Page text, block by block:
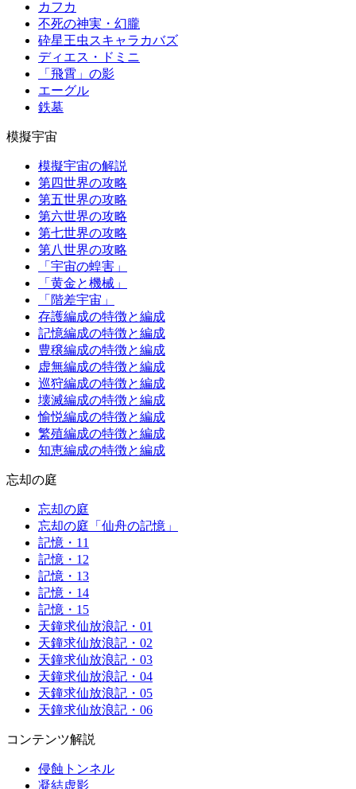
カフカ
不死の神実・幻朧
砕星王虫スキャラカバズ
ディエス・ドミニ
「飛霄」の影
エーグル
鉄墓
模擬宇宙
模擬宇宙の解説
第四世界の攻略
第五世界の攻略
第六世界の攻略
第七世界の攻略
第八世界の攻略
「宇宙の蝗害」
「黄金と機械」
「階差宇宙」
存護編成の特徴と編成
記憶編成の特徴と編成
豊穣編成の特徴と編成
虚無編成の特徴と編成
巡狩編成の特徴と編成
壊滅編成の特徴と編成
愉悦編成の特徴と編成
繁殖編成の特徴と編成
知恵編成の特徴と編成
忘却の庭
忘却の庭
忘却の庭「仙舟の記憶」
記憶・11
記憶・12
記憶・13
記憶・14
記憶・15
天鐘求仙放浪記・01
天鐘求仙放浪記・02
天鐘求仙放浪記・03
天鐘求仙放浪記・04
天鐘求仙放浪記・05
天鐘求仙放浪記・06
コンテンツ解説
侵蝕トンネル
凝結虚影